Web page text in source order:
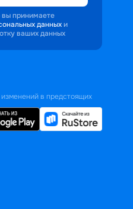
принимаете
данных и
ваших данных
в предстоящих